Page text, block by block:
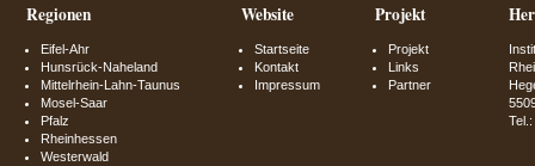
Regionen
Eifel-Ahr
Hunsrück-Naheland
Mittelrhein-Lahn-Taunus
Mosel-Saar
Pfalz
Rheinhessen
Westerwald
Website
Startseite
Kontakt
Impressum
Projekt
Projekt
Links
Partner